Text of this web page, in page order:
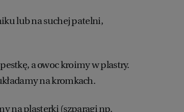
lub na suchej patelni,
a owoc kroimy w plastry.
na kromkach.
na plasterki (szparagi np.